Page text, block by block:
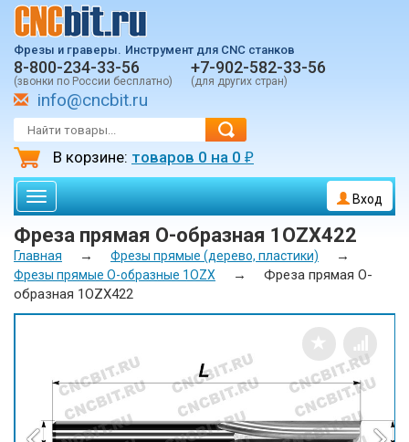
Фрезы и граверы. Инструмент для CNC станков
8-800-234-33-56
(звонки по России бесплатно)
+7-902-582-33-56
(для других стран)
info@cncbit.ru
В корзине: товаров 0 на 0 ₽
Toggle
navigation
Вход
Фреза прямая О-образная 1OZX422
Главная → Фрезы прямые (дерево, пластики) →
Фрезы прямые О-образные 1OZX →
Фреза прямая О-
образная 1OZX422